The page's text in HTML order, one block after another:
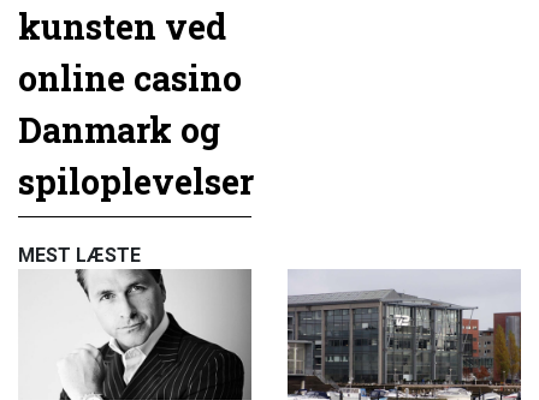
kunsten ved
online casino
Danmark og
spiloplevelser
MEST LÆSTE